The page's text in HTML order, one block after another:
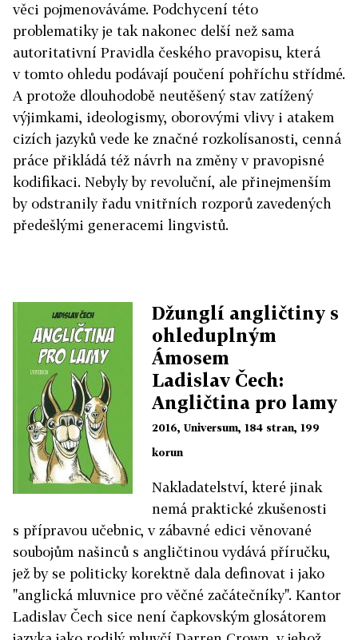
věci pojmenováváme. Podchycení této
problematiky je tak nakonec delší než sama
autoritativní Pravidla českého pravopisu, která
v tomto ohledu podávají poučení pohříchu střídmé.
A protože dlouhodobě neutěšený stav zatížený
výjimkami, ideologismy, oborovými vlivy i atakem
cizích jazyků vede ke značné rozkolísanosti, cenná
práce přikládá též návrh na změny v pravopisné
kodifikaci. Nebyly by revoluční, ale přinejmenším
by odstranily řadu vnitřních rozporů zavedených
předešlými generacemi lingvistů.
Džunglí angličtiny s
ohleduplným
Ámosem
Ladislav Čech:
Angličtina pro lamy
2016, Universum, 184 stran, 199
korun
Nakladatelství, které jinak
nemá praktické zkušenosti
s přípravou učebnic, v zábavné edici věnované
soubojům našinců s angličtinou vydává příručku,
jež by se politicky korektně dala definovat i jako
"anglická mluvnice pro věčné začátečníky". Kantor
Ladislav Čech sice není čapkovským glosátorem